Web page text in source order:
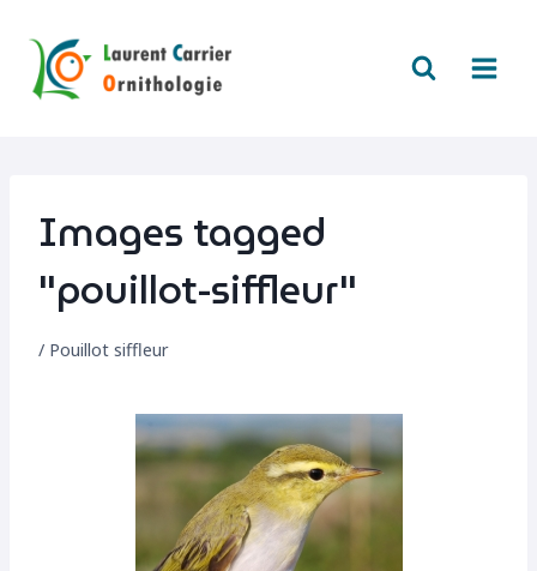
contenu
Images tagged
"pouillot-siffleur"
/ Pouillot siffleur